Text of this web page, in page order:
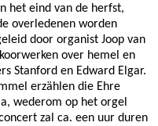
het eind van de herfst,
overledenen worden
door organist Joop van
over hemel en
Stanford en Edward Elgar.
erzählen die Ehre
wederom op het orgel
zal ca. een uur duren